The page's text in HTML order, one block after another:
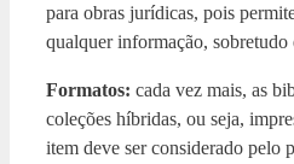
para obras jurídicas, pois
qualquer informação, sobretudo
Formatos: cada vez mais, as
coleções híbridas, ou seja,
item deve ser considerado pelo